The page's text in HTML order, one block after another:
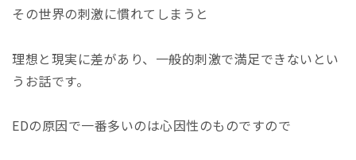
その世界の刺激に慣れてしまうと
理想と現実に差があり、一般的刺激で満足できないとい
うお話です。
EDの原因で一番多いのは心因性のものですので